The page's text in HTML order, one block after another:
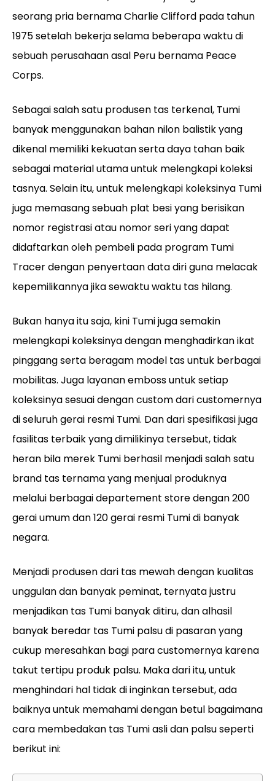
seorang pria bernama Charlie Clifford pada tahun
1975 setelah bekerja selama beberapa waktu di
sebuah perusahaan asal Peru bernama Peace
Corps.
Sebagai salah satu produsen tas terkenal, Tumi
banyak menggunakan bahan nilon balistik yang
dikenal memiliki kekuatan serta daya tahan baik
sebagai material utama untuk melengkapi koleksi
tasnya. Selain itu, untuk melengkapi koleksinya Tumi
juga memasang sebuah plat besi yang berisikan
nomor registrasi atau nomor seri yang dapat
didaftarkan oleh pembeli pada program Tumi
Tracer dengan penyertaan data diri guna melacak
kepemilikannya jika sewaktu waktu tas hilang.
Bukan hanya itu saja, kini Tumi juga semakin
melengkapi koleksinya dengan menghadirkan ikat
pinggang serta beragam model tas untuk berbagai
mobilitas. Juga layanan emboss untuk setiap
koleksinya sesuai dengan custom dari customernya
di seluruh gerai resmi Tumi. Dan dari spesifikasi juga
fasilitas terbaik yang dimilikinya tersebut, tidak
heran bila merek Tumi berhasil menjadi salah satu
brand tas ternama yang menjual produknya
melalui berbagai departement store dengan 200
gerai umum dan 120 gerai resmi Tumi di banyak
negara.
Menjadi produsen dari tas mewah dengan kualitas
unggulan dan banyak peminat, ternyata justru
menjadikan tas Tumi banyak ditiru, dan alhasil
banyak beredar tas Tumi palsu di pasaran yang
cukup meresahkan bagi para customernya karena
takut tertipu produk palsu. Maka dari itu, untuk
menghindari hal tidak di inginkan tersebut, ada
baiknya untuk memahami dengan betul bagaimana
cara membedakan tas Tumi asli dan palsu seperti
berikut ini: